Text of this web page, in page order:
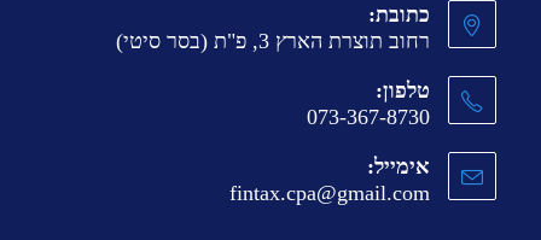
כתובת:
רחוב תוצרת הארץ 3, פ"ת (בסר סיטי)
טלפון:
073-367-8730
אימייל:
fintax.cpa@gmail.com